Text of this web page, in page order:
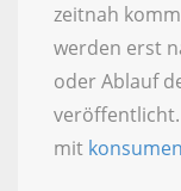
zeitnah
werden erst
oder Ablauf
mit